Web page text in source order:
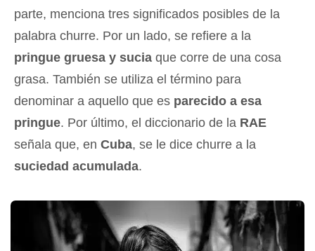
parte, menciona tres significados posibles de la
palabra churre. Por un lado, se refiere a la
pringue gruesa y sucia que corre de una cosa
grasa. También se utiliza el término para
denominar a aquello que es parecido a esa
pringue. Por último, el diccionario de la RAE
señala que, en Cuba, se le dice churre a la
suciedad acumulada.